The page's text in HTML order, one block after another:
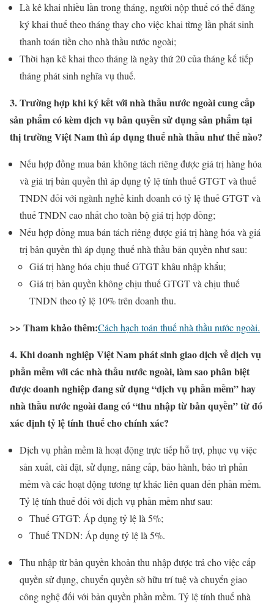
Là kê khai nhiều lần trong tháng, người nộp thuế có thể đăng
ký khai thuế theo tháng thay cho việc khai từng lần phát sinh
thanh toán tiền cho nhà thầu nước ngoài;
Thời hạn kê khai theo tháng là ngày thứ 20 của tháng kế tiếp
tháng phát sinh nghĩa vụ thuế.
3. Trường hợp khi ký kết với nhà thầu nước ngoài cung cấp
sản phẩm có kèm dịch vụ bản quyền sử dụng sản phẩm tại
thị trường Việt Nam thì áp dụng thuế nhà thầu như thế nào?
Nếu hợp đồng mua bán không tách riêng được giá trị hàng hóa
và giá trị bản quyền thì áp dụng tỷ lệ tính thuế GTGT và thuế
TNDN đối với ngành nghề kinh doanh có tỷ lệ thuế GTGT và
thuế TNDN cao nhất cho toàn bộ giá trị hợp đồng;
Nếu hợp đồng mua bán tách riêng được giá trị hàng hóa và giá
trị bản quyền thì áp dụng thuế nhà thầu bản quyền như sau:
Giá trị hàng hóa chịu thuế GTGT khâu nhập khẩu;
Giá trị bản quyền không chịu thuế GTGT và chịu thuế
TNDN theo tỷ lệ 10% trên doanh thu.
>> Tham khảo thêm:Cách hạch toán thuế nhà thầu nước ngoài.
4. Khi doanh nghiệp Việt Nam phát sinh giao dịch về dịch vụ
phần mềm với các nhà thầu nước ngoài, làm sao phân biệt
được doanh nghiệp đang sử dụng “dịch vụ phần mềm” hay
nhà thầu nước ngoài đang có “thu nhập từ bản quyền” từ đó
xác định tỷ lệ tính thuế cho chính xác?
Dịch vụ phần mềm là hoạt động trực tiếp hỗ trợ, phục vụ việc
sản xuất, cài đặt, sử dụng, nâng cấp, bảo hành, bảo trì phần
mềm và các hoạt động tương tự khác liên quan đến phần mềm.
Tỷ lệ tính thuế đối với dịch vụ phần mềm như sau:
Thuế GTGT: Áp dụng tỷ lệ là 5%;
Thuế TNDN: Áp dụng tỷ lệ là 5%.
Thu nhập từ bản quyền khoản thu nhập được trả cho việc cấp
quyền sử dụng, chuyển quyền sở hữu trí tuệ và chuyển giao
công nghệ đối với bản quyền phần mềm. Tỷ lệ tính thuế nhà